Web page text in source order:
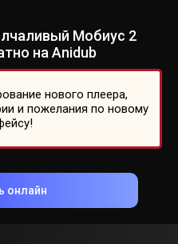
Мобиус 2
на Anidub
нового плеера,
и пожелания по новому
онлайн